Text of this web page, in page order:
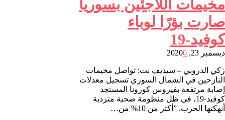
مخيمات اللاجئين بسوريا
صارت بؤرًا لوباء
كوفيد-19
ديسمبر 23, 2020 0
زكي الدروبي – سيديف نت: تواصل مخيمات
النازحين في الشمال السوري تسجيل معدلات
إصابة مرتفعة بفيروس كورونا المستجد
كوفيد-19، في ظل منظومة صحية متردية
أنهكتها الحرب. ”أكثر من 10% من…